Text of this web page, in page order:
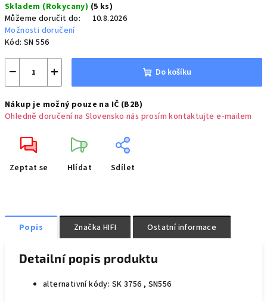
cena:
Skladem (Rokycany) (5 ks)
Můžeme doručit do:
10.8.2026
Možnosti doručení
Kód: SN 556
+
− Do košíku
Nákup je možný pouze na IČ (B2B)
Ohledně doručení na Slovensko nás prosím kontaktujte e-mailem
Zeptat se Hlídat Sdílet
Popis Značka HIFI Ostatní informace
Detailní popis produktu
alternativní kódy: SK 3756 , SN556